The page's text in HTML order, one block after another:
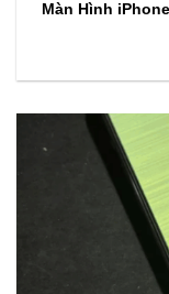
Màn Hình